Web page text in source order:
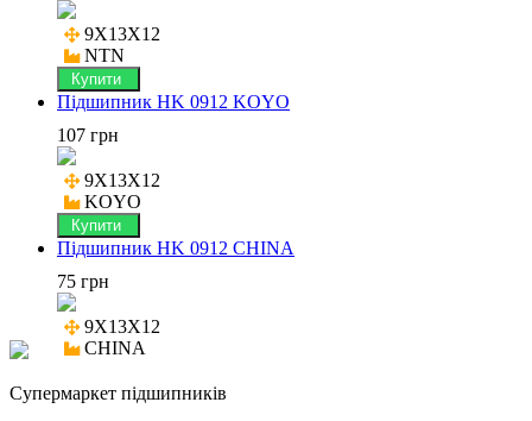
9X13X12
NTN
Купити
Підшипник HK 0912 KOYO
107 грн
9X13X12
KOYO
Купити
Підшипник HK 0912 CHINA
75 грн
9X13X12
CHINA
Cупермаркет підшипників